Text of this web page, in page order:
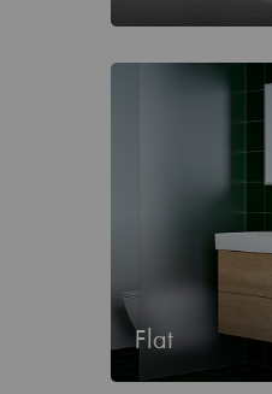
Flat